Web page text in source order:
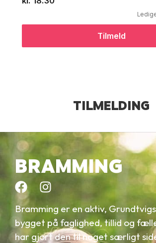
TILMELDING
BRAMMING
Bramming er en aktiv,
bygget på faglighed, tillid og
har gjort den til noget særligt